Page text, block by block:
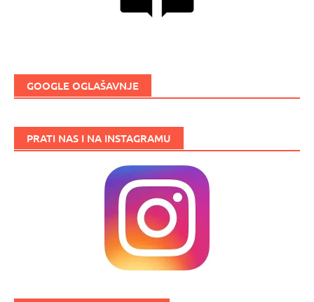
GOOGLE OGLAŠAVNJE
PRATI NAS I NA INSTAGRAMU